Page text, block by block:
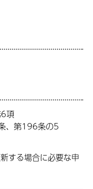
項
、第196条の5
する場合に必要な申